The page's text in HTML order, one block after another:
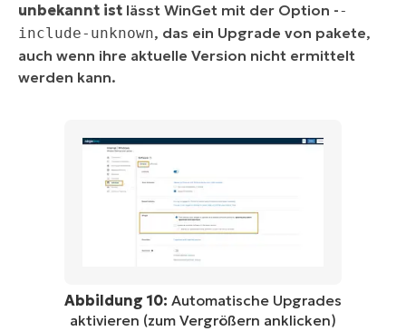
unbekannt ist lässt WinGet mit der Option --
include-unknown, das ein Upgrade von pakete,
auch wenn ihre aktuelle Version nicht ermittelt
werden kann.
Abbildung 10: Automatische Upgrades
aktivieren (zum Vergrößern anklicken)